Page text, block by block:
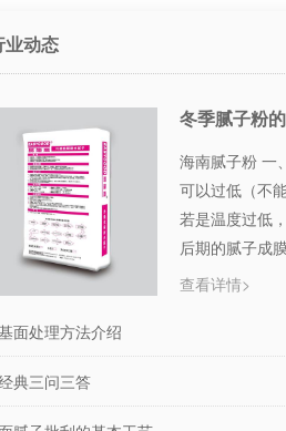
业动态
冬季腻子粉
海南腻子粉 一
可以过低（不
若是温度过低
后期的腻子成
···
查看详情>
面处理方法介绍
典三问三答